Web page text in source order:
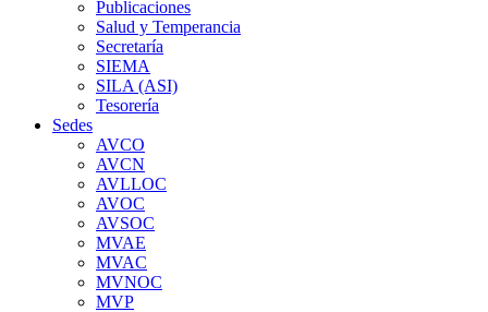
Publicaciones
Salud y Temperancia
Secretaría
SIEMA
SILA (ASI)
Tesorería
Sedes
AVCO
AVCN
AVLLOC
AVOC
AVSOC
MVAE
MVAC
MVNOC
MVP